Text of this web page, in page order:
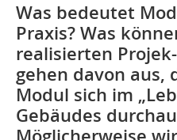
Was bedeutet
Praxis? Was
realisierten
gehen davon aus,
Modul sich im
Gebäudes